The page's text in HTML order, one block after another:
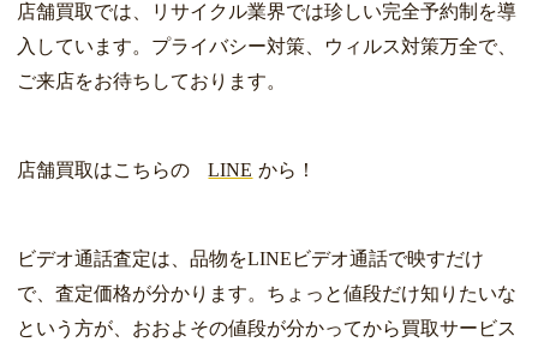
店舗買取では、リサイクル業界では珍しい完全予約制を導
入しています。プライバシー対策、ウィルス対策万全で、
ご来店をお待ちしております。
店舗買取はこちらの LINE から！
ビデオ通話査定は、品物をLINEビデオ通話で映すだけ
で、査定価格が分かります。ちょっと値段だけ知りたいな
という方が、おおよその値段が分かってから買取サービス